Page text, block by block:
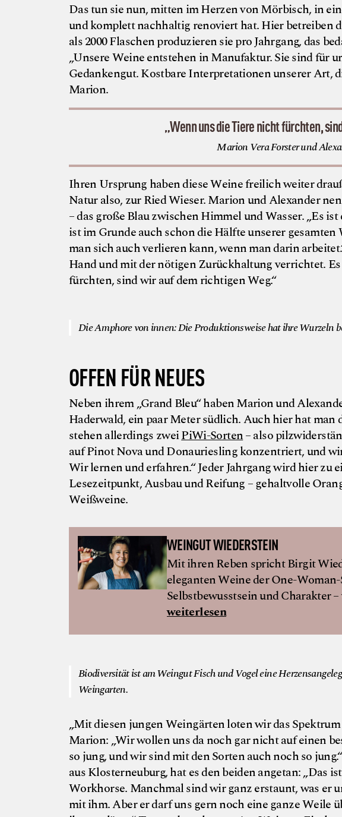
Das tun sie nun, mitten im Herzen von Mörbisch, in
und komplett nachhaltig renoviert hat. Hier betreiben
als 2000 Flaschen produzieren sie pro Jahrgang, das
„Unsere Weine entstehen in Manufaktur. Sie sind für
Gedankengut. Kostbare Interpretationen unserer Art,
Marion.
„Wenn uns die Tiere nicht fürchten,
Marion Vera Forster und
Ihren Ursprung haben diese Weine freilich weiter
Natur also, zur Ried Wieser. Marion und Alexander
– das große Blau zwischen Himmel und Wasser. „Es
ist im Grunde auch schon die Hälfte unserer
man sich auch verlieren kann, wenn man darin
Hand und mit der nötigen Zurückhaltung verrichtet.
fürchten, sind wir auf dem richtigen Weg.“
Die Amphore von innen: Die Produktionsweise hat ihre Wurzeln
OFFEN FÜR NEUES
Neben ihrem „Grand Bleu“ haben Marion und
Haderwald, ein paar Meter südlich. Auch hier hat
stehen allerdings zweiPiWi-Sorten– also
auf Pinot Nova und Donauriesling konzentriert, und
Wir lernen und erfahren.“ Jeder Jahrgang wird hier zu
Lesezeitpunkt, Ausbau und Reifung – gehaltvolle
Weißweine.
WEINGUT WIEDERSTEIN
Mit ihren Reben spricht Birgit
eleganten Weine der One-
Selbstbewusstsein und Charakter
weiterlesen
Biodiversität ist am Weingut Fisch und Vogel eine
Weingarten.
„Mit diesen jungen Weingärten loten wir das
Marion: „Wir wollen uns da noch gar nicht auf einen
so jung, und wir sind mit den Sorten auch noch so
aus Klosterneuburg, hat es den beiden angetan: „Das
Workhorse. Manchmal sind wir ganz erstaunt, was er
mit ihm. Aber er darf uns gern noch eine ganze Weile